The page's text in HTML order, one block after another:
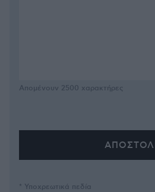
Απομένουν 2500 χαρακτήρες
* Υποχρεωτικά πεδία